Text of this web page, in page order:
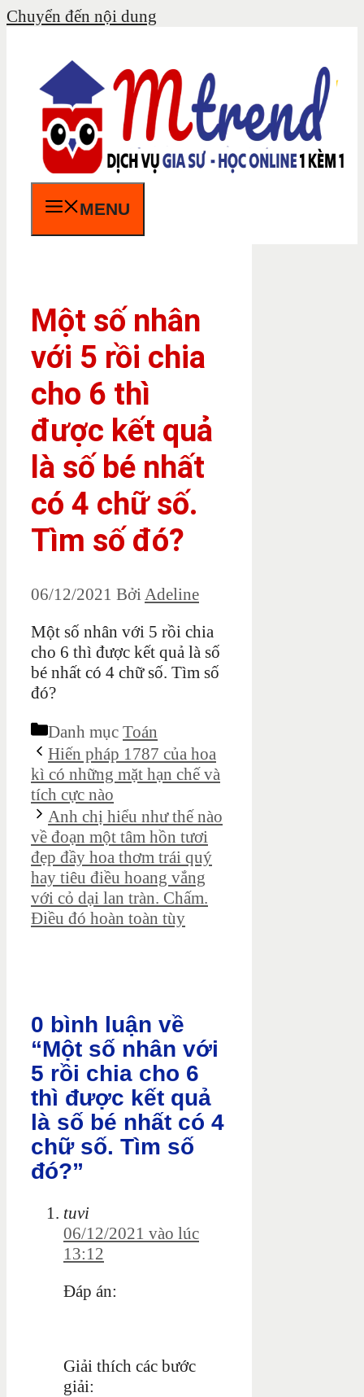
Chuyển đến nội dung
MENU
Một số nhân
với 5 rồi chia
cho 6 thì
được kết quả
là số bé nhất
có 4 chữ số.
Tìm số đó?
06/12/2021 BởiAdeline
Một số nhân với 5 rồi chia
cho 6 thì được kết quả là số
bé nhất có 4 chữ số. Tìm số
đó?
Danh mục Toán
Hiến pháp 1787 của hoa
kì có những mặt hạn chế và
tích cực nào
Anh chị hiểu như thế nào
về đoạn một tâm hồn tươi
đẹp đầy hoa thơm trái quý
hay tiêu điều hoang vắng
với cỏ dại lan tràn. Chấm.
Điều đó hoàn toàn tùy
0 bình luận về
“Một số nhân với
5 rồi chia cho 6
thì được kết quả
là số bé nhất có 4
chữ số. Tìm số
đó?”
tuvi
06/12/2021 vào lúc
13:12
Đáp án:
Giải thích các bước
giải: